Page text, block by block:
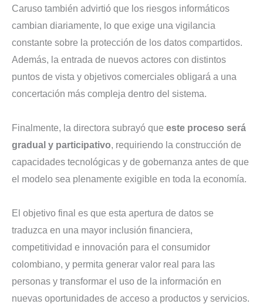
Caruso también advirtió que los riesgos informáticos
cambian diariamente, lo que exige una vigilancia
constante sobre la protección de los datos compartidos.
Además, la entrada de nuevos actores con distintos
puntos de vista y objetivos comerciales obligará a una
concertación más compleja dentro del sistema.
Finalmente, la directora subrayó que este proceso será
gradual y participativo, requiriendo la construcción de
capacidades tecnológicas y de gobernanza antes de que
el modelo sea plenamente exigible en toda la economía.
El objetivo final es que esta apertura de datos se
traduzca en una mayor inclusión financiera,
competitividad e innovación para el consumidor
colombiano, y permita generar valor real para las
personas y transformar el uso de la información en
nuevas oportunidades de acceso a productos y servicios.